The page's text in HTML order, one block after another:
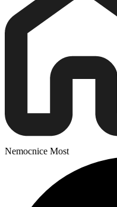
Nemocnice Most